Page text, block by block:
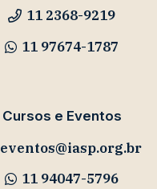
11 2368-9219
11 97674-1787
Cursos e Eventos
eventos@iasp.org.br
11 94047-5796